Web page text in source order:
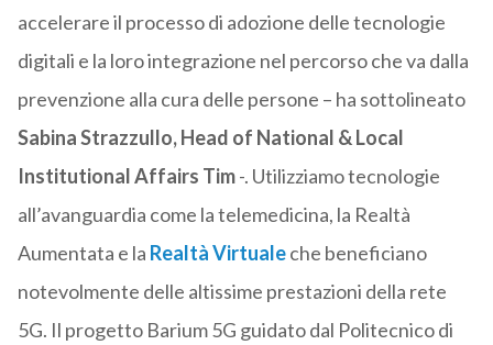
accelerare il processo di adozione delle tecnologie
digitali e la loro integrazione nel percorso che va dalla
prevenzione alla cura delle persone – ha sottolineato
Sabina Strazzullo, Head of National & Local
Institutional Affairs Tim-. Utilizziamo tecnologie
all’avanguardia come la telemedicina, la Realtà
Aumentata e la Realtà Virtualeche beneficiano
notevolmente delle altissime prestazioni della rete
5G. Il progetto Barium 5G guidato dal Politecnico di